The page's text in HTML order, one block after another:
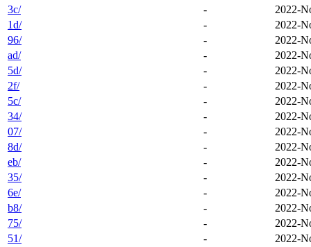
3c/
-
2022-
1d/
-
2022-
96/
-
2022-
ad/
-
2022-
5d/
-
2022-
2f/
-
2022-
5c/
-
2022-
34/
-
2022-
07/
-
2022-
8d/
-
2022-
eb/
-
2022-
35/
-
2022-
6e/
-
2022-
b8/
-
2022-
75/
-
2022-
51/
-
2022-